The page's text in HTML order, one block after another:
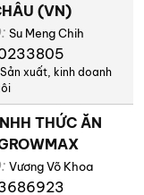
(VN)
Su Meng Chih
Sản xuất, kinh doanh
THỨC ĂN
Vương Võ Khoa